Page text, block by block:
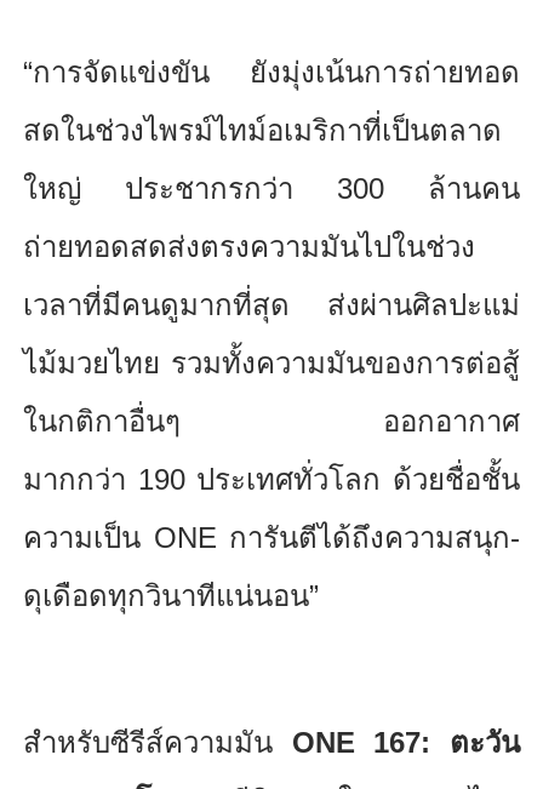
“การจัดแข่งขัน ยังมุ่งเน้นการถ่ายทอด
สดในช่วงไพรม์ไทม์อเมริกาที่เป็นตลาด
ใหญ่ ประชากรกว่า 300 ล้านคน
ถ่ายทอดสดส่งตรงความมันไปในช่วง
เวลาที่มีคนดูมากที่สุด ส่งผ่านศิลปะแม่
ไม้มวยไทย รวมทั้งความมันของการต่อสู้
ในกติกาอื่นๆ ออกอากาศ
มากกว่า 190ประเทศทั่วโลก ด้วยชื่อชั้น
ความเป็น ONE การันตีได้ถึงความสนุก-
ดุเดือดทุกวินาทีแน่นอน”
สำหรับซีรีส์ความมัน ONE 167: ตะวัน